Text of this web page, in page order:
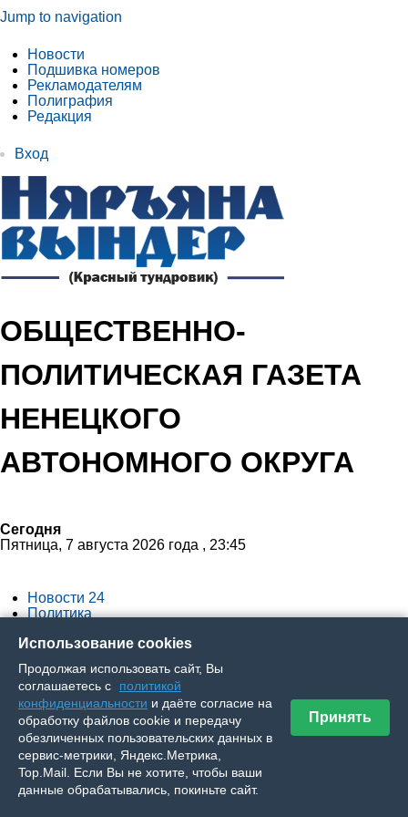
Jump to navigation
Новости
Подшивка номеров
Рекламодателям
Полиграфия
Редакция
Вход
ОБЩЕСТВЕННО-
ПОЛИТИЧЕСКАЯ ГАЗЕТА
НЕНЕЦКОГО
АВТОНОМНОГО ОКРУГА
Сегодня
Пятница, 7 августа 2026 года , 23:45
Новости 24
Политика
Общество
Культура
Происшествия
Ялумд’’
Вы здесь
Использование cookies
Продолжая использовать сайт, Вы
соглашаетесь с
политикой
конфиденциальности и даёте согласие на
обработку файлов cookie и передачу
обезличенных пользовательских данных в
сервис-метрики, Яндекс.Метрика,
Top.Mail. Если Вы не хотите, чтобы ваши
данные обрабатывались, покиньте сайт.
Принять